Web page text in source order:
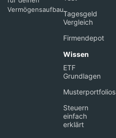
Vermögensaufbau.Tagesgeld
Vergleich
Firmendepot
Wissen
ETF
Grundlagen
Musterportfolios
Steuern
einfach
erklärt